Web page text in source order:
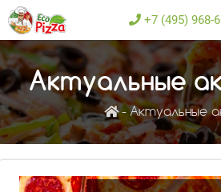
+7 (495) 968-
Актуальные
Актуальные